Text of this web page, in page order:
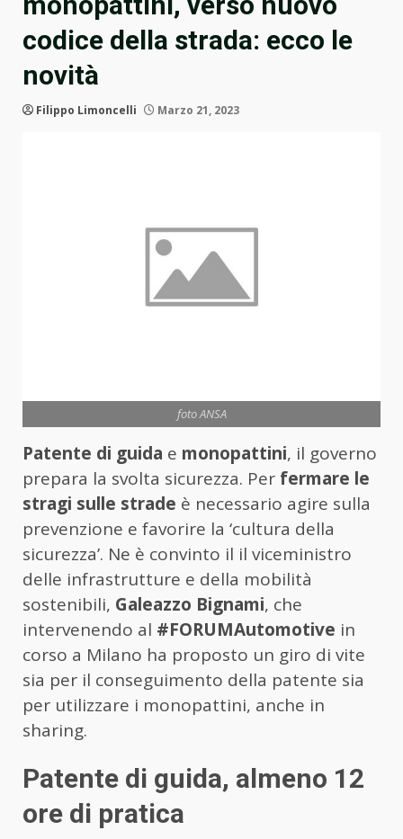
codice della strada: ecco le
novità
Filippo Limoncelli Marzo 21, 2023
foto ANSA
Patente di guida e monopattini, il governo
prepara la svolta sicurezza. Per fermare le
stragi sulle strade è necessario agire sulla
prevenzione e favorire la ‘cultura della
sicurezza’. Ne è convinto il il viceministro
delle infrastrutture e della mobilità
sostenibili, Galeazzo Bignami, che
intervenendo al #FORUMAutomotive in
corso a Milano ha proposto un giro di vite
sia per il conseguimento della patente sia
per utilizzare i monopattini, anche in
sharing.
Patente di guida, almeno 12
ore di pratica